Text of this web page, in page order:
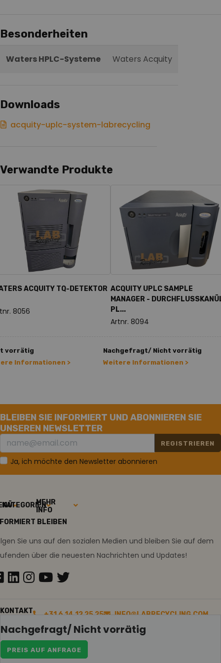
Nachgefragt/ Nicht vorrätig
PREIS AUF ANFRAGE
Besonderheiten
Waters HPLC-Systeme Waters Acquity
Downloads
acquity-uplc-system-labrecycling
Verwandte Produkte
ACQUITY TQ-DETEKTOR
8056
vorrätig
Informationen >
ACQUITY UPLC SAMPLE
MANAGER -
PL...
Artnr. 8094
Nachgefragt/ Nicht vorrätig
Weitere Informationen >
BLEIBEN SIE INFORMIERT UND ABONNIEREN SIE
UNSEREN NEWSLETTER
REGISTRIEREN
Ja, ich möchte den Newsletter abonnieren
KATEGORIENMEHR
INFO
BLEIBEN
Sie uns auf den sozialen Medien und bleiben Sie auf dem
über die neuesten Nachrichten und Updates!
KONTAKT +31 6 14 12 25 25 INFO@LABRECYCLING.COM